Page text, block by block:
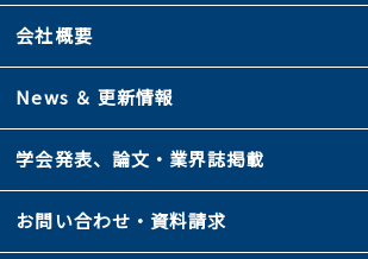
会社概要
News ＆ 更新情報
学会発表、論文・業界誌掲載
お問い合わせ・資料請求